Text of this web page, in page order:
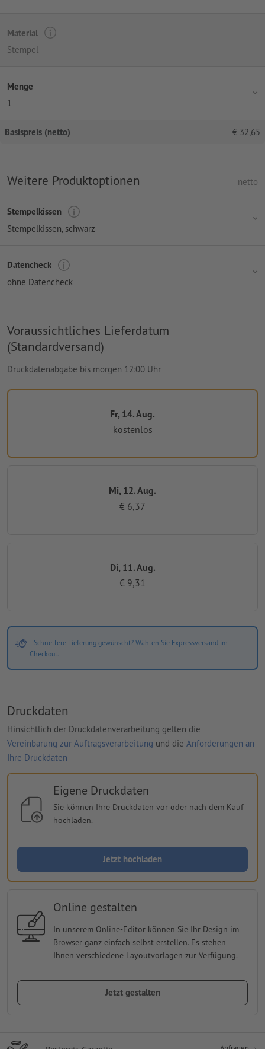
Material
Stempel
Menge
1
Basispreis (netto) € 32,65
Weitere Produktoptionen netto
Stempelkissen
Stempelkissen, schwarz
Datencheck
ohne Datencheck
Voraussichtliches Lieferdatum
(Standardversand)
Druckdatenabgabe bis morgen 12:00 Uhr
Fr, 14. Aug.
kostenlos
Mi, 12. Aug.
€ 6,37
Di, 11. Aug.
€ 9,31
Schnellere Lieferung gewünscht? Wählen Sie Expressversand im
Checkout.
Druckdaten
Hinsichtlich der Druckdatenverarbeitung gelten die
Vereinbarung zur Auftragsverarbeitung und die Anforderungen an
Ihre Druckdaten
Eigene Druckdaten
Sie können Ihre Druckdaten vor oder nach dem Kauf
hochladen.
Jetzt hochladen
Online gestalten
In unserem Online-Editor können Sie Ihr Design im
Browser ganz einfach selbst erstellen. Es stehen
Ihnen verschiedene Layoutvorlagen zur Verfügung.
Jetzt gestalten